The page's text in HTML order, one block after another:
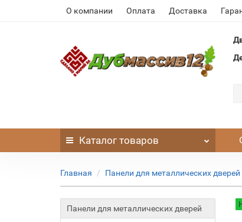
О компании Оплата Доставка
Каталог товаров
Главная Панели для металлических дверей
Панели для металлических дверей